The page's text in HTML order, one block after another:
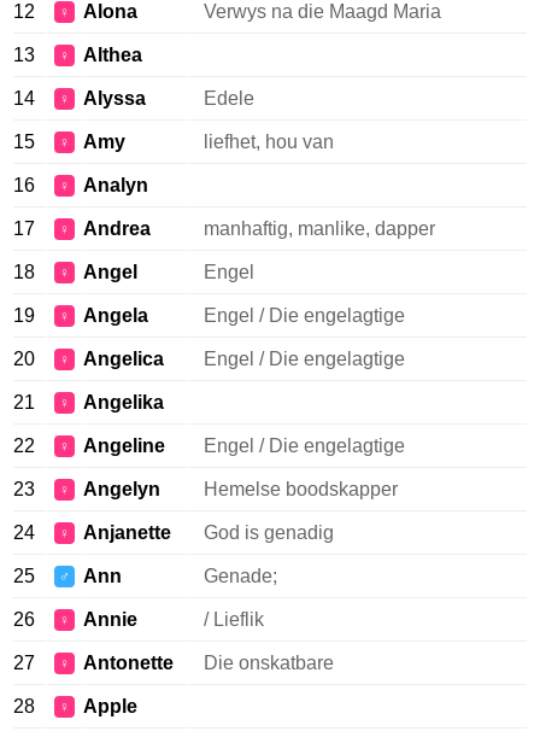
12 ♀ Alona Verwys na die Maagd Maria
13 ♀ Althea
14 ♀ Alyssa Edele
15 ♀ Amy liefhet, hou van
16 ♀ Analyn
17 ♀ Andrea manhaftig, manlike, dapper
18 ♀ Angel Engel
19 ♀ Angela Engel / Die engelagtige
20 ♀ Angelica Engel / Die engelagtige
21 ♀ Angelika
22 ♀ Angeline Engel / Die engelagtige
23 ♀ Angelyn Hemelse boodskapper
24 ♀ Anjanette God is genadig
25 ♂ Ann Genade;
26 ♀ Annie / Lieflik
27 ♀ Antonette Die onskatbare
28 ♀ Apple